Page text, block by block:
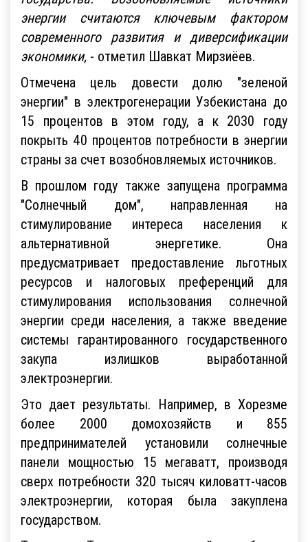
энергии считаются ключевым фактором
современного развития и диверсификации
экономики, - отметил Шавкат Мирзиёев.
Отмечена цель довести долю "зеленой
энергии" в электрогенерации Узбекистана до
15 процентов в этом году, а к 2030 году
покрыть 40 процентов потребности в энергии
страны за счет возобновляемых источников.
В прошлом году также запущена программа
"Солнечный дом", направленная на
стимулирование интереса населения к
альтернативной энергетике. Она
предусматривает предоставление льготных
ресурсов и налоговых преференций для
стимулирования использования солнечной
энергии среди населения, а также введение
системы гарантированного государственного
закупа излишков выработанной
электроэнергии.
Это дает результаты. Например, в Хорезме
более 2000 домохозяйств и 855
предпринимателей установили солнечные
панели мощностью 15 мегаватт, производя
сверх потребности 320 тысяч киловатт-часов
электроэнергии, которая была закуплена
государством.